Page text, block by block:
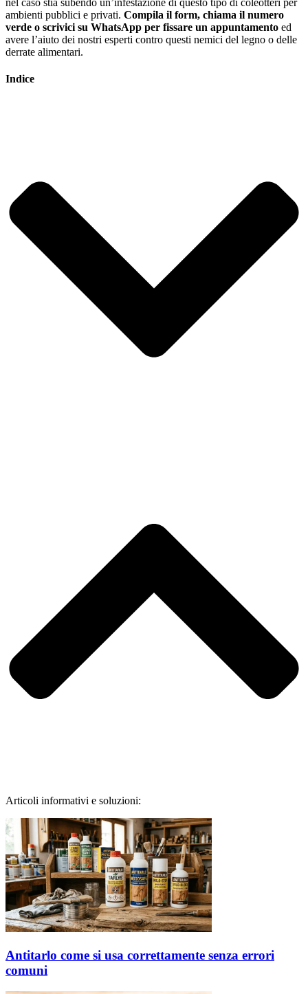
ambienti pubblici e privati. Compila il form, chiama il numero
verde o scrivici su WhatsApp per fissare un appuntamento ed
avere l’aiuto dei nostri esperti contro questi nemici del legno o delle
derrate alimentari.
Indice
Articoli informativi e soluzioni:
Antitarlo come si usa correttamente senza errori
comuni